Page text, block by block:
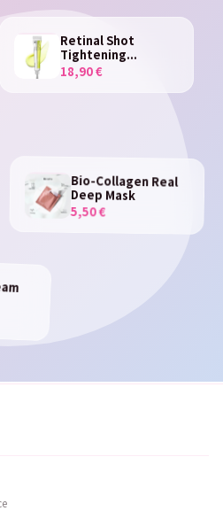
Retinal Shot
Tightening...
18,90 €
Bio-Collagen Real
Deep Mask
5,50 €